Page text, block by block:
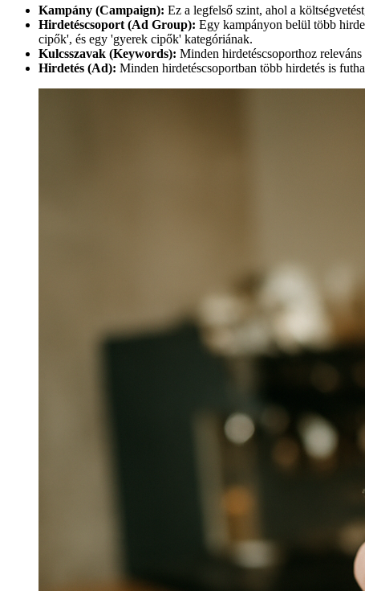
Kampány (Campaign): Ez a legfelső szint, ahol a
Hirdetéscsoport (Ad Group): Egy kampányon belül több
cipők', és egy 'gyerek cipők' kategóriának.
Kulcsszavak (Keywords): Minden hirdetéscsoporthoz
Hirdetés (Ad): Minden hirdetéscsoportban több hirdetés is